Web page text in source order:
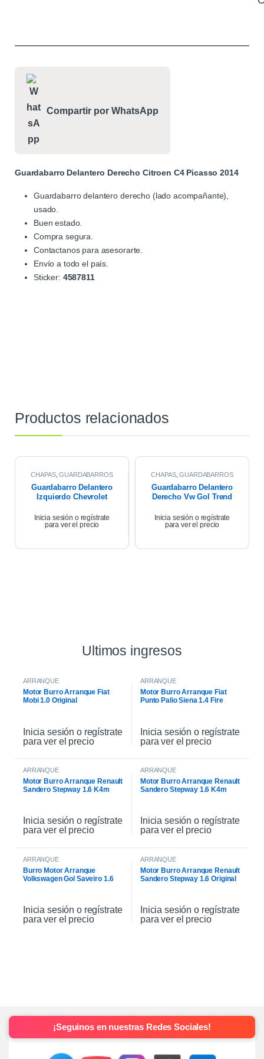
Compartir por WhatsApp
Guardabarro Delantero Derecho Citroen C4 Picasso 2014
Guardabarro delantero derecho (lado acompañante),
usado.
Buen estado.
Compra segura.
Contactanos para asesorarte.
Envío a todo el país.
Sticker: 4587811
Productos relacionados
CHAPAS,GUARDABARROS
Guardabarro Delantero
Izquierdo Chevrolet
Inicia sesión o regístrate
para ver el precio
CHAPAS,GUARDABARROS
Guardabarro Delantero
Derecho Vw Gol Trend
Inicia sesión o regístrate
para ver el precio
Ultimos ingresos
ARRANQUE
Motor Burro Arranque Fiat
Mobi 1.0 Original
Inicia sesión o regístrate
para ver el precio
ARRANQUE
Motor Burro Arranque Fiat
Punto Palio Siena 1.4 Fire
Inicia sesión o regístrate
para ver el precio
ARRANQUE
Motor Burro Arranque Renault
Sandero Stepway 1.6 K4m
Inicia sesión o regístrate
para ver el precio
ARRANQUE
Motor Burro Arranque Renault
Sandero Stepway 1.6 K4m
Inicia sesión o regístrate
para ver el precio
ARRANQUE
Burro Motor Arranque
Volkswagen Gol Saveiro 1.6
Inicia sesión o regístrate
para ver el precio
ARRANQUE
Motor Burro Arranque Renault
Sandero Stepway 1.6 Original
Inicia sesión o regístrate
para ver el precio
¡Seguinos en nuestras Redes Sociales!